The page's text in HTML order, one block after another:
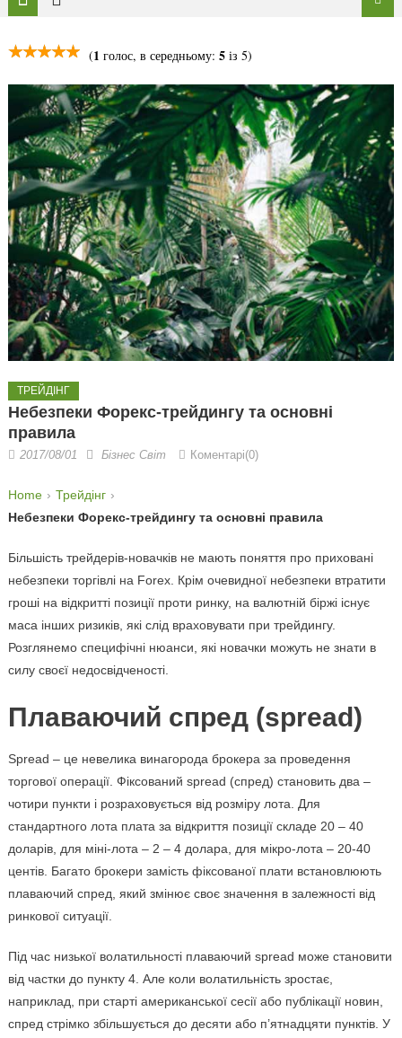
(1 голос, в середньому: 5із 5)
ТРЕЙДІНГ
Небезпеки Форекс-трейдингу та основні
правила
2017/08/01 Бізнес Світ Коментарі(0)
Home
Трейдінг
Небезпеки Форекс-трейдингу та основні правила
Більшість трейдерів-новачків не мають поняття про приховані
небезпеки торгівлі на Forex. Крім очевидної небезпеки втратити
гроші на відкритті позиції проти ринку, на валютній біржі існує
маса інших ризиків, які слід враховувати при трейдингу.
Розглянемо специфічні нюанси, які новачки можуть не знати в
силу своєї недосвідченості.
Плаваючий спред (spread)
Spread – це невелика винагорода брокера за проведення
торгової операції. Фіксований spread (спред) становить два –
чотири пункти і розраховується від розміру лота. Для
стандартного лота плата за відкриття позиції складе 20 – 40
доларів, для міні-лота – 2 – 4 долара, для мікро-лота – 20-40
центів. Багато брокери замість фіксованої плати встановлюють
плаваючий спред, який змінює своє значення в залежності від
ринкової ситуації.
Під час низької волатильності плаваючий spread може становити
від частки до пункту 4. Але коли волатильність зростає,
наприклад, при старті американської сесії або публікації новин,
спред стрімко збільшується до десяти або п’ятнадцяти пунктів. У